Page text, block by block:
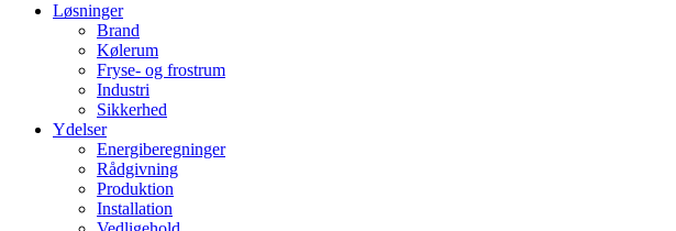
Løsninger
Brand
Kølerum
Fryse- og frostrum
Industri
Sikkerhed
Ydelser
Energiberegninger
Rådgivning
Produktion
Installation